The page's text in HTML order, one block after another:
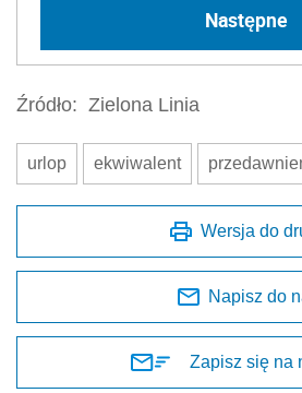
Następne
Źródło: Zielona Linia
urlop ekwiwalent
Wersja do
Napisz do
Zapisz się na